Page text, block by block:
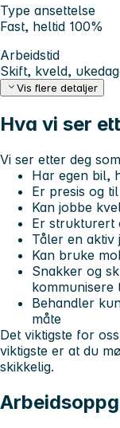
Type ansettelse
Fast, heltid 100%
Arbeidstid
Skift, kveld,
Vis flere detaljer
Hva vi ser
Vi ser etter deg
Har egen bil,
Er presis og
Kan jobbe
Er strukturert
Tåler en aktiv
Kan bruke
Snakker og
kommunisere
Behandler
måte
Det viktigste for
viktigste er at du
skikkelig.